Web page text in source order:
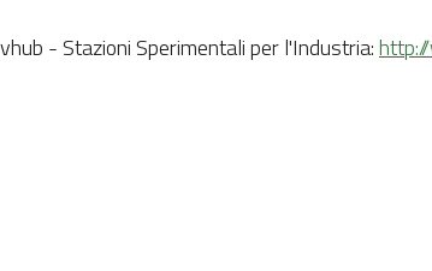
- Stazioni Sperimentali per l'Industria: